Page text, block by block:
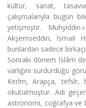
kültür, sanat,
çalışmalarıyla bugün
yetişmiştir.
Akşemseddin, İsmail
bunlardan sadece
Sonraki dönem İslâm
varlığını sürdürdüğü
Kerîm, Arapça, tefsîr,
okutulmuştur. Adı
astronomi, coğrafya ve